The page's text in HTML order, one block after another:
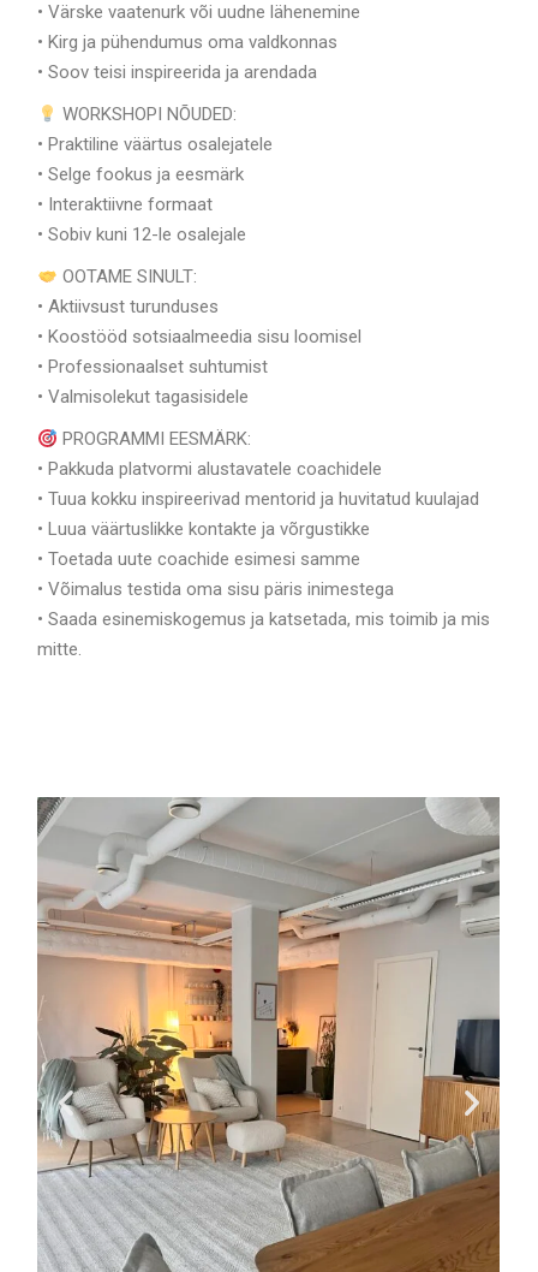
• Värske vaatenurk või uudne lähenemine
• Kirg ja pühendumus oma valdkonnas
• Soov teisi inspireerida ja arendada
WORKSHOPI NÕUDED:
• Praktiline väärtus osalejatele
• Selge fookus ja eesmärk
• Interaktiivne formaat
• Sobiv kuni 12-le osalejale
OOTAME SINULT:
• Aktiivsust turunduses
• Koostööd sotsiaalmeedia sisu loomisel
• Professionaalset suhtumist
• Valmisolekut tagasisidele
PROGRAMMI EESMÄRK:
• Pakkuda platvormi alustavatele coachidele
• Tuua kokku inspireerivad mentorid ja huvitatud kuulajad
• Luua väärtuslikke kontakte ja võrgustikke
• Toetada uute coachide esimesi samme
• Võimalus testida oma sisu päris inimestega
• Saada esinemiskogemus ja katsetada, mis toimib ja mis
mitte.